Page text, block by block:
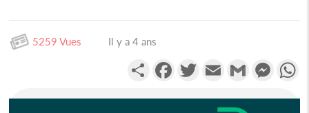
5259 Vues Il y a 4 ans
PartagerFacebookTwitterEmail Gmail